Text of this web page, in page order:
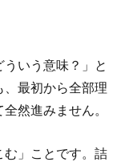
いう意味？」と
最初から全部理
然進みません。
む」ことです。詰